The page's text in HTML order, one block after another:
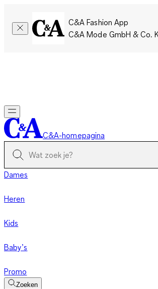
C&A Fashion App
C&A Mode GmbH & Co.
C&A-homepagina
Dames
Heren
Kids
Baby’s
Promo
Zoeken